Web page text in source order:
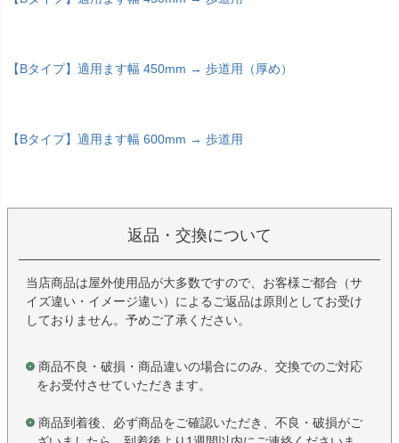
【Bタイプ】適用ます幅 450mm → 歩道用（厚め）
【Bタイプ】適用ます幅 600mm → 歩道用
返品・交換について
当店商品は屋外使用品が大多数ですので、お客様ご都合（サ
イズ違い・イメージ違い）によるご返品は原則としてお受け
しておりません。予めご了承ください。
商品不良・破損・商品違いの場合にのみ、交換でのご対応
をお受付させていただきます。
商品到着後、必ず商品をご確認いただき、不良・破損がご